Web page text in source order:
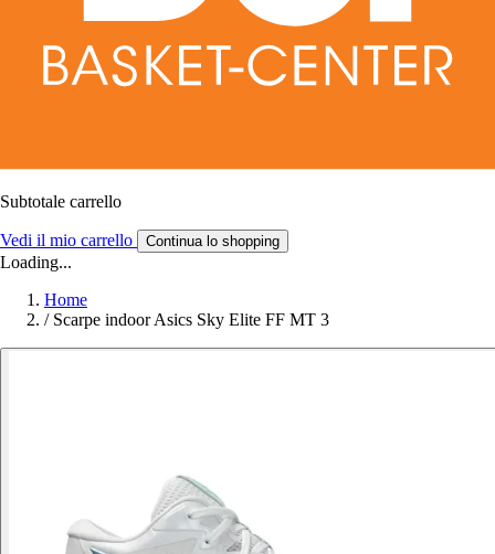
Subtotale carrello
Vedi il mio carrello Continua lo shopping
Loading...
Home
/ Scarpe indoor Asics Sky Elite FF MT 3